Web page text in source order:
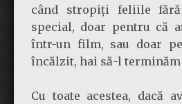
când stropiți feliile
special, doar pentru că
într-un film, sau doar
încălzit, hai să-l terminăm
Cu toate acestea, dacă